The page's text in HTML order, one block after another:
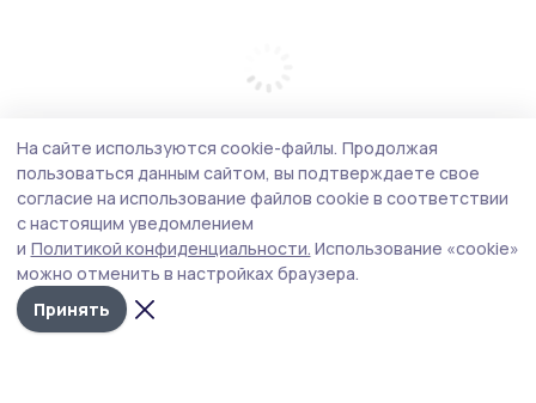
На сайте используются cookie-файлы. Продолжая
пользоваться данным сайтом, вы подтверждаете свое
согласие на использование файлов cookie в соответствии
с настоящим уведомлением
и Политикой конфиденциальности. Использование «cookie»
можно отменить в настройках браузера.
Принять